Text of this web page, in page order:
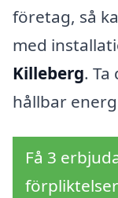
företag, så
med
Killeberg.
hållbar
Få 3
förpliktelser